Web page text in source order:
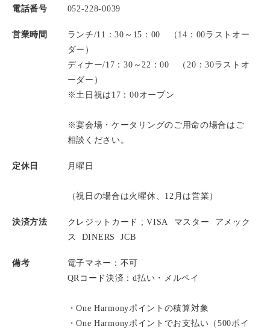
電話番号 052-228-0039
営業時間
ランチ/11：30～15：00 （14：00ラストオー
ダー）
ディナー/17：30～22：00 （20：30ラストオ
ーダー）
※土日祝は17：00オープン
※宴会場・ケータリングのご用命の場合はご
相談ください。
定休日 月曜日
（祝日の場合は火曜休、12月は営業）
決済方法 クレジットカード ; VISA マスター
アメック
ス
DINERS JCB
備考
電子マネー：不可
QRコード決済：d払い・メルペイ
・One Harmonyポイントの積算対象
・One Harmonyポイントでお支払い（500ポイ